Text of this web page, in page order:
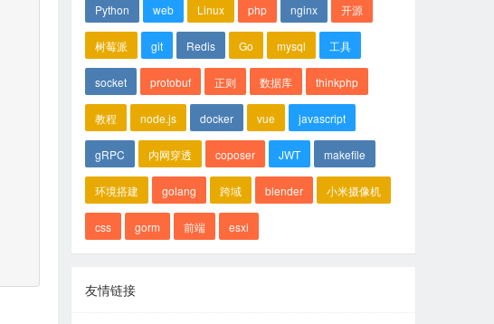
Python web Linux php nginx 开源
树莓派 git Redis Go mysql 工具
socket protobuf 正则 数据库 thinkphp
教程 node.js docker vue javascript
gRPC 内网穿透 coposer JWT makefile
环境搭建 golang 跨域 blender 小米摄像机
css gorm 前端 esxi
友情链接